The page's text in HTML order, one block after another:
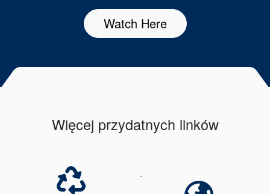
Watch Here
Więcej przydatnych linków
.